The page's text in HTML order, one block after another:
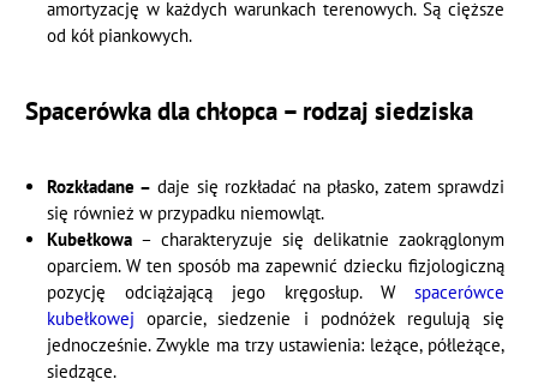
amortyzację w każdych warunkach terenowych. Są cięższe
od kół piankowych.
Spacerówka dla chłopca – rodzaj siedziska
Rozkładane – daje się rozkładać na płasko, zatem sprawdzi
się również w przypadku niemowląt.
Kubełkowa– charakteryzuje się delikatnie zaokrąglonym
oparciem. W ten sposób ma zapewnić dziecku fizjologiczną
pozycję odciążającą jego kręgosłup. W spacerówce
kubełkowej oparcie, siedzenie i podnóżek regulują się
jednocześnie. Zwykle ma trzy ustawienia: leżące, półleżące,
siedzące.